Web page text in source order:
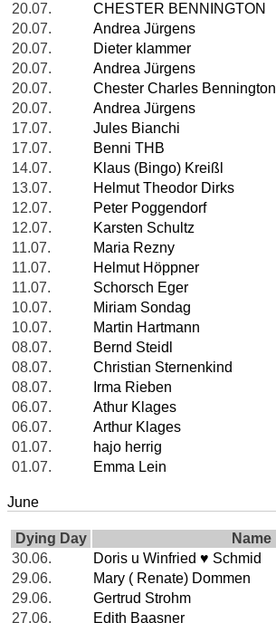
20.07.
CHESTER BENNINGTON
20.07.
Andrea Jürgens
20.07.
Dieter klammer
20.07.
Andrea Jürgens
20.07.
Chester Charles Bennington
20.07.
Andrea Jürgens
17.07.
Jules Bianchi
17.07.
Benni THB
14.07.
Klaus (Bingo) Kreißl
13.07.
Helmut Theodor Dirks
12.07.
Peter Poggendorf
12.07.
Karsten Schultz
11.07.
Maria Rezny
11.07.
Helmut Höppner
11.07.
Schorsch Eger
10.07.
Miriam Sondag
10.07.
Martin Hartmann
08.07.
Bernd Steidl
08.07.
Christian Sternenkind
08.07.
Irma Rieben
06.07.
Athur Klages
06.07.
Arthur Klages
01.07.
hajo herrig
01.07.
Emma Lein
June
Dying Day
Name
30.06.
Doris u Winfried ♥ Schmid
29.06.
Mary ( Renate) Dommen
29.06.
Gertrud Strohm
27.06.
Edith Baasner